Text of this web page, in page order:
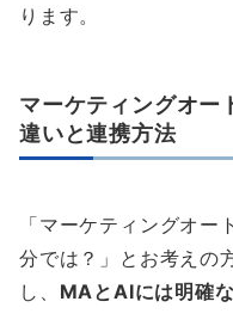
ります。
マーケティングオ
違いと連携方法
「マーケティングオ
分では？」とお考えの
し、 MAとAIには明確